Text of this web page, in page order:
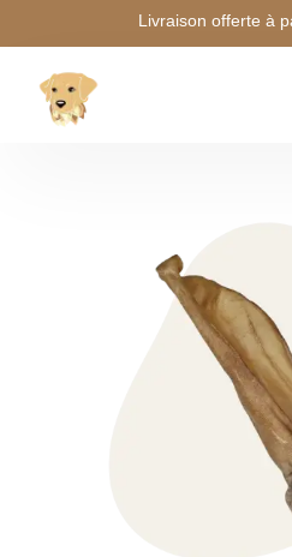
Livraison offerte à